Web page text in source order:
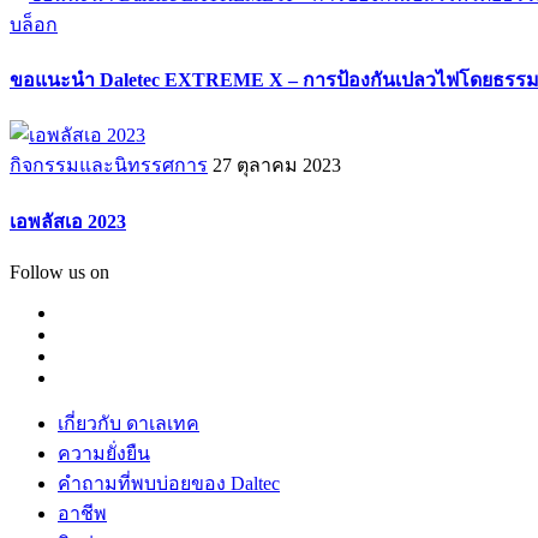
บล็อก
ขอแนะนำ Daletec EXTREME X – การป้องกันเปลวไฟโดยธรร
กิจกรรมและนิทรรศการ 27 ตุลาคม 2023
เอพลัสเอ 2023
Follow us on
เกี่ยวกับ ดาเลเทค
ความยั่งยืน
คำถามที่พบบ่อยของ Daltec
อาชีพ